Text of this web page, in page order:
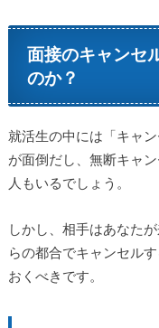
面接のキャンセ
のか？
就活生の中には「キャ
が面倒だし、無断キャ
人もいるでしょう。
しかし、相手はあなた
らの都合でキャンセル
おくべきです。